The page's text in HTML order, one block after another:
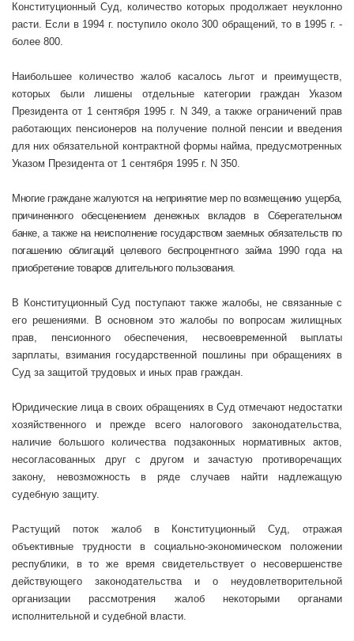
Конституционный Суд, количество которых продолжает неуклонно
расти. Если в 1994 г. поступило около 300 обращений, то в 1995 г. -
более 800.
Наибольшее количество жалоб касалось льгот и преимуществ,
которых были лишены отдельные категории граждан Указом
Президента от 1 сентября 1995 г. N 349, а также ограничений прав
работающих пенсионеров на получение полной пенсии и введения
для них обязательной контрактной формы найма, предусмотренных
Указом Президента от 1 сентября 1995 г. N 350.
Многие граждане жалуются на непринятие мер по возмещению ущерба,
причиненного обесценением денежных вкладов в Сберегательном
банке, а также на неисполнение государством заемных обязательств по
погашению облигаций целевого беспроцентного займа 1990 года на
приобретение товаров длительного пользования.
В Конституционный Суд поступают также жалобы, не связанные с
его решениями. В основном это жалобы по вопросам жилищных
прав, пенсионного обеспечения, несвоевременной выплаты
зарплаты, взимания государственной пошлины при обращениях в
Суд за защитой трудовых и иных прав граждан.
Юридические лица в своих обращениях в Суд отмечают недостатки
хозяйственного и прежде всего налогового законодательства,
наличие большого количества подзаконных нормативных актов,
несогласованных друг с другом и зачастую противоречащих
закону, невозможность в ряде случаев найти надлежащую
судебную защиту.
Растущий поток жалоб в Конституционный Суд, отражая
объективные трудности в социально-экономическом положении
республики, в то же время свидетельствует о несовершенстве
действующего законодательства и о неудовлетворительной
организации рассмотрения жалоб некоторыми органами
исполнительной и судебной власти.